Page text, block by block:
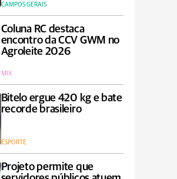
CAMPOS GERAIS
Coluna RC destaca
encontro da CCV GWM no
Agroleite 2026
MIX
Bitelo ergue 420 kg e bate
recorde brasileiro
ESPORTE
Projeto permite que